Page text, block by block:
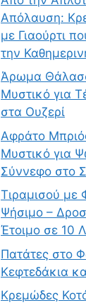
Απόλαυση:
με Γιαούρτι
την
Άρωμα
Μυστικό για
στα Ουζερί
Αφράτο
Μυστικό για
Σύννεφο στο
Τιραμισού με
Ψήσιμο –
Έτοιμο σε 10
Πατάτες στο
Κεφτεδάκια
Κρεμώδες